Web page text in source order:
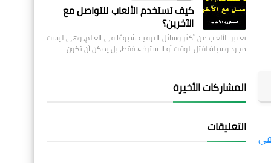
كيف تستخدم الألعاب للتواصل مع
الآخرين؟
تعتبر الألعاب من أكثر وسائل الترفيه شيوعًا في العالم، وهي ليست
مجرد وسيلة لقتل الوقت أو الاسترخاء فقط، بل يمكن أن تكون …
المشاركات الأخيرة
التعليقات